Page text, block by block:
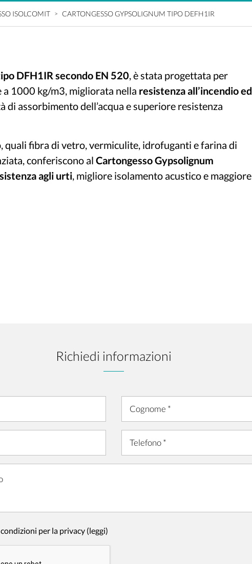
ISOLCOMIT CARTONGESSO GYPSOLIGNUM TIPO DEFH1IR
DFH1IR secondo EN 520, è stata progettata per
1000 kg/m3, migliorata nella resistenza all’incendio ed
di assorbimento dell’acqua e superiore resistenza
quali fibra di vetro, vermiculite, idrofuganti e farina di
conferiscono al Cartongesso Gypsolignum
agli urti, migliore isolamento acustico e maggiore
Richiedi informazioni
per la privacy (leggi)